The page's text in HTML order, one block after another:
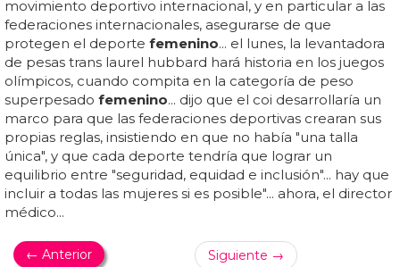
movimiento deportivo internacional, y en particular a las
federaciones internacionales, asegurarse de que
protegen el deporte femenino... el lunes, la levantadora
de pesas trans laurel hubbard hará historia en los juegos
olímpicos, cuando compita en la categoría de peso
superpesado femenino... dijo que el coi desarrollaría un
marco para que las federaciones deportivas crearan sus
propias reglas, insistiendo en que no había "una talla
única", y que cada deporte tendría que lograr un
equilibrio entre "seguridad, equidad e inclusión"... hay que
incluir a todas las mujeres si es posible"... ahora, el director
médico...
← Anterior Siguiente →